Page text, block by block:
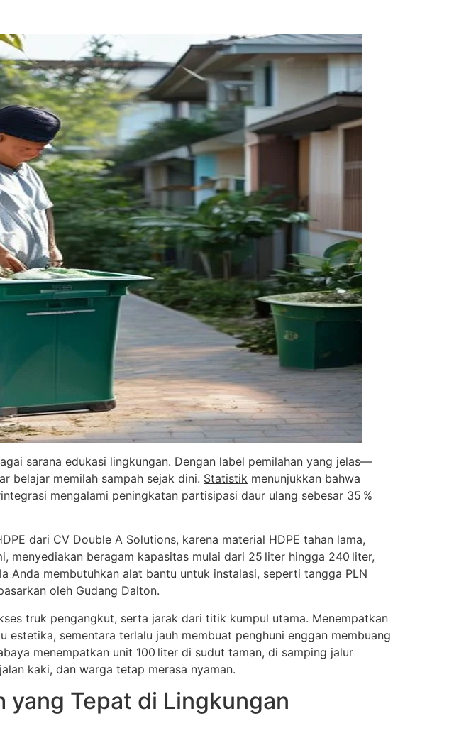
sarana edukasi lingkungan. Dengan label pemilahan yang jelas—
belajar memilah sampah sejak dini. Statistik menunjukkan bahwa
mengalami peningkatan partisipasi daur ulang sebesar 35 %
dari CV Double A Solutions, karena material HDPE tahan lama,
menyediakan beragam kapasitas mulai dari 25 liter hingga 240 liter,
Anda membutuhkan alat bantu untuk instalasi, seperti tangga PLN
oleh Gudang Dalton.
truk pengangkut, serta jarak dari titik kumpul utama. Menempatkan
sementara terlalu jauh membuat penghuni enggan membuang
menempatkan unit 100 liter di sudut taman, di samping jalur
kaki, dan warga tetap merasa nyaman.
yang Tepat di Lingkungan